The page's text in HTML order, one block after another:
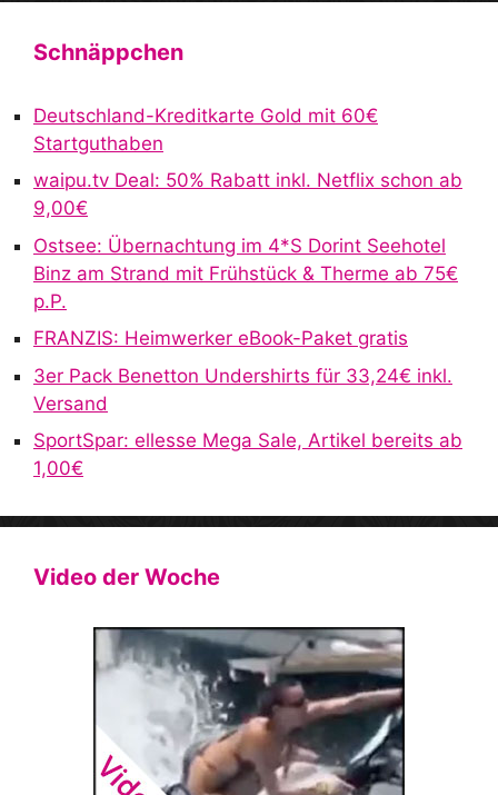
n
t
Schnäppchen
Deutschland-Kreditkarte Gold mit 60€
Startguthaben
waipu.tv Deal: 50% Rabatt inkl. Netflix schon ab
9,00€
Ostsee: Übernachtung im 4*S Dorint Seehotel
Binz am Strand mit Frühstück & Therme ab 75€
p.P.
FRANZIS: Heimwerker eBook-Paket gratis
3er Pack Benetton Undershirts für 33,24€ inkl.
Versand
SportSpar: ellesse Mega Sale, Artikel bereits ab
1,00€
Video der Woche